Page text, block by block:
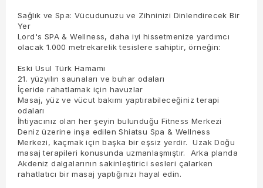
Sağlık ve Spa: Vücudunuzu ve Zihninizi Dinlendirecek Bir
Yer
Lord's SPA & Wellness, daha iyi hissetmenize yardımcı
olacak 1.000 metrekarelik tesislere sahiptir, örneğin:
Eski Usul Türk Hamamı
21. yüzyılın saunaları ve buhar odaları
İçeride rahatlamak için havuzlar
Masaj, yüz ve vücut bakımı yaptırabileceğiniz terapi
odaları
İhtiyacınız olan her şeyin bulunduğu Fitness Merkezi
Deniz üzerine inşa edilen Shiatsu Spa & Wellness
Merkezi, kaçmak için başka bir eşsiz yerdir. Uzak Doğu
masaj terapileri konusunda uzmanlaşmıştır. Arka planda
Akdeniz dalgalarının sakinleştirici sesleri çalarken
rahatlatıcı bir masaj yaptığınızı hayal edin.